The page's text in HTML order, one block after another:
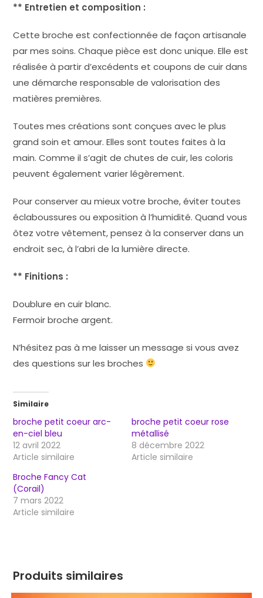
** Entretien et composition :
Cette broche est confectionnée de façon artisanale
par mes soins. Chaque pièce est donc unique. Elle est
réalisée à partir d’excédents et coupons de cuir dans
une démarche responsable de valorisation des
matières premières.
Toutes mes créations sont conçues avec le plus
grand soin et amour. Elles sont toutes faites à la
main. Comme il s’agit de chutes de cuir, les coloris
peuvent également varier légèrement.
Pour conserver au mieux votre broche, éviter toutes
éclaboussures ou exposition à l’humidité. Quand vous
ôtez votre vêtement, pensez à la conserver dans un
endroit sec, à l’abri de la lumière directe.
** Finitions :
Doublure en cuir blanc.
Fermoir broche argent.
N’hésitez pas à me laisser un message si vous avez
des questions sur les broches
Similaire
broche petit coeur arc-
en-ciel bleu
12 avril 2022
Article similaire
broche petit coeur rose
métallisé
8 décembre 2022
Article similaire
Broche Fancy Cat
(Corail)
7 mars 2022
Article similaire
Produits similaires